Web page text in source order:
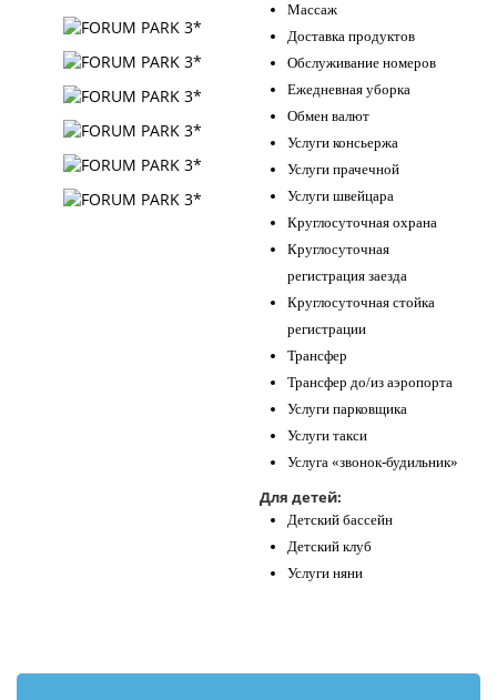
Массаж
Доставка продуктов
Обслуживание номеров
Ежедневная уборка
Обмен валют
Услуги консьержа
Услуги прачечной
Услуги швейцара
Круглосуточная охрана
Круглосуточная
регистрация заезда
Круглосуточная стойка
регистрации
Трансфер
Трансфер до/из аэропорта
Услуги парковщика
Услуги такси
Услуга «звонок-будильник»
Для детей:
Детский бассейн
Детский клуб
Услуги няни